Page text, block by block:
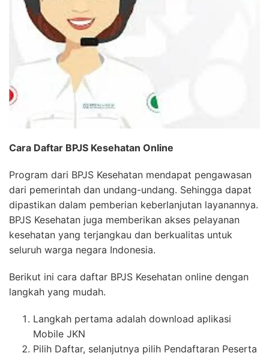
Cara Daftar BPJS Kesehatan Online
Program dari BPJS Kesehatan mendapat pengawasan
dari pemerintah dan undang-undang. Sehingga dapat
dipastikan dalam pemberian keberlanjutan layanannya.
BPJS Kesehatan juga memberikan akses pelayanan
kesehatan yang terjangkau dan berkualitas untuk
seluruh warga negara Indonesia.
Berikut ini cara daftar BPJS Kesehatan online dengan
langkah yang mudah.
Langkah pertama adalah download aplikasi
Mobile JKN
Pilih Daftar, selanjutnya pilih Pendaftaran Peserta